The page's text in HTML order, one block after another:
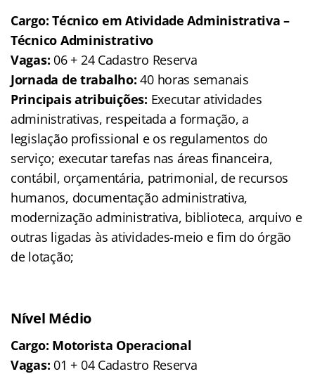
Cargo: Técnico em Atividade Administrativa –
Técnico Administrativo
Vagas: 06 + 24 Cadastro Reserva
Jornada de trabalho: 40 horas semanais
Principais atribuições: Executar atividades
administrativas, respeitada a formação, a
legislação profissional e os regulamentos do
serviço; executar tarefas nas áreas financeira,
contábil, orçamentária, patrimonial, de recursos
humanos, documentação administrativa,
modernização administrativa, biblioteca, arquivo e
outras ligadas às atividades-meio e fim do órgão
de lotação;
Nível Médio
Cargo: Motorista Operacional
Vagas: 01 + 04 Cadastro Reserva